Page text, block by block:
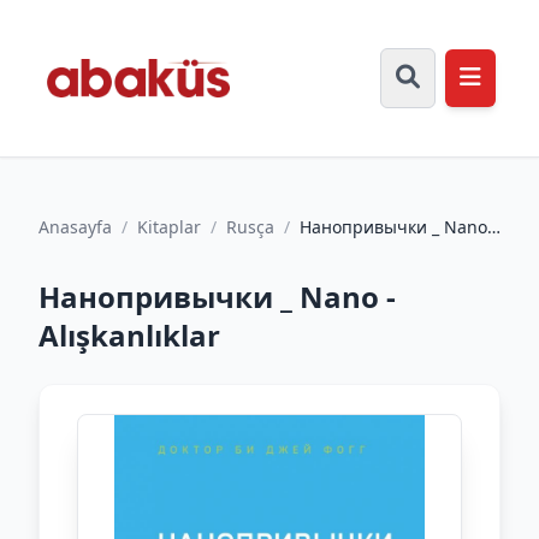
Anasayfa / Kitaplar / Rusça / Нанопривычки _ Nano -
Нанопривычки _ Nano -
Alışkanlıklar